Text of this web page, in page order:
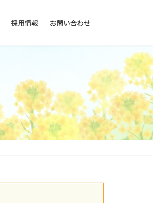
採用情報 お問い合わせ